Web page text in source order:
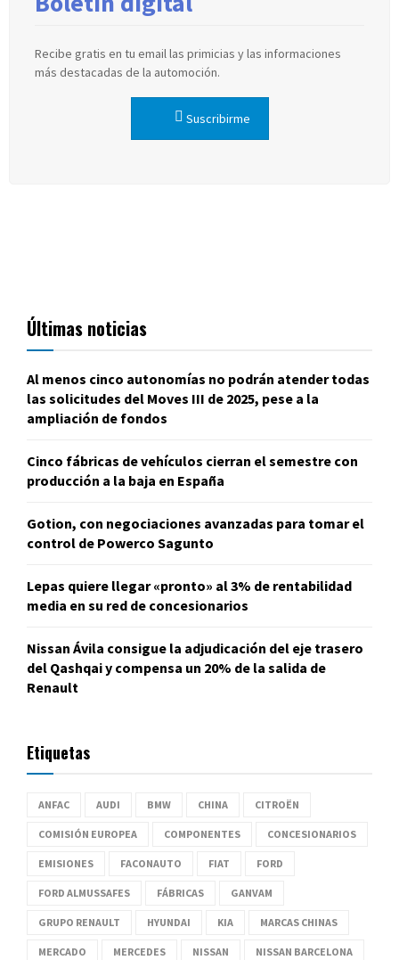
Recibe gratis en tu email las primicias y las informaciones
más destacadas de la automoción.
Suscribirme
Últimas noticias
Al menos cinco autonomías no podrán atender todas
las solicitudes del Moves III de 2025, pese a la
ampliación de fondos
Cinco fábricas de vehículos cierran el semestre con
producción a la baja en España
Gotion, con negociaciones avanzadas para tomar el
control de Powerco Sagunto
Lepas quiere llegar «pronto» al 3% de rentabilidad
media en su red de concesionarios
Nissan Ávila consigue la adjudicación del eje trasero
del Qashqai y compensa un 20% de la salida de
Renault
Etiquetas
ANFAC AUDI BMW CHINA CITROËN
COMISIÓN EUROPEA COMPONENTES CONCESIONARIOS
EMISIONES FACONAUTO FIAT FORD
FORD ALMUSSAFES FÁBRICAS GANVAM
GRUPO RENAULT HYUNDAI KIA MARCAS CHINAS
MERCADO MERCEDES NISSAN NISSAN BARCELONA